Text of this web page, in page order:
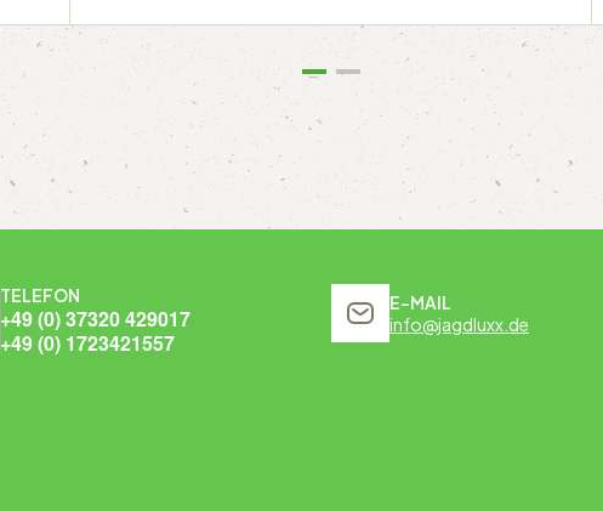
TELEFON
+49 (0) 37320 429017
+49 (0) 1723421557
E-MAIL
info@jagdluxx.de